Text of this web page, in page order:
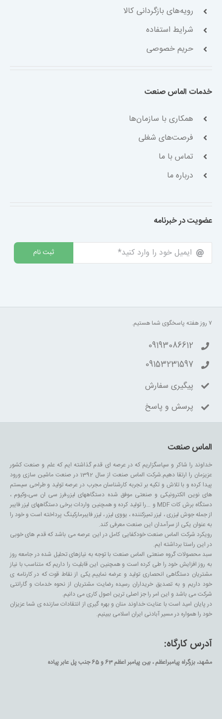
رویه‌های بازگردانی کالا
شرایط استفاده
حریم خصوصی
خدمات الماس صنعت
همکاری با سازمان‌ها
فرصت‌های شغلی
تماس با ما
درباره ما
عضویت در خبرنامه
ثبت نام
۷ روز هفته پاسخگوی شما هستیم.
09193086612
09153231597
پیگیری سفارش
پرسش و پاسخ
الماس صنعت
خداوند را شاکر و سپاسگزاریم که در عرصه ای قدم گذاشته ایم که علم و صنعت کشور
عزیزمان را ارتقا دهیم.شرکت الماس صنعت از سال 1392 در صنعت ماشین سازی ورود
پیدا کرده و با تلاش و تکیه بر تجربه کارشناسان مجرب در عرصه تولید و طراحی سیستم
های نوین الکترونیکی و صنعتی موفق شده دستگاههای لیزر،فرز سی ان سی،وکیوم ،
دستگاه برش کات MDF و …را تولید کرده و همچنین واردات برخی دستگاههای لیزر فایبر
از جمله جوش لیزری ، لیزر تمیزکننده ، یووی لیزر ، لیزر فایبرمارکینگ پرداخته است و خود را
به عنوان یکی از سرآمدان این صنعت معرفی کند.
رویکرد شرکت الماس صنعت خودکفایی کامل در این عرصه می باشد که قدم های خوبی
در این راستا برداشته ایم.
سبد محصولات گروه صنعتی الماس صنعت با توجه به نیازهای تحلیل شده در جامعه روز
به روز افزایش خود را طی کرده است و همچنین این قابلیت را داریم که متناسب با نیاز
مشتریان دستگاهی انحصاری تولید و عرضه نماییم.یکی از نقاط قوت که در کارنامه ی
خود داریم و به تصدیق خریداران رسیده رضایت مشتریان از نحوه خدمات و گارانتی
شرکت می باشد و این امر را جز اصلی ترین اصول کاری می دانیم.
در پایان امید است با عنایت خداوند منان و بهره گیری از انتقادات سازنده ی شما عزیزان
خود را همواره در مسیر آبادنی ایران اسلامی ببینیم.
آدرس کارگاه:
مشهد، بزرگراه پیامبراعظم ، بین پیامبر اعظم 63 و 65 جنب پل عابر پیاده